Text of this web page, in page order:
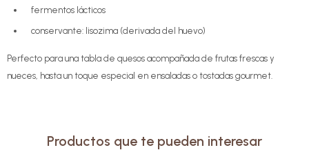
fermentos lácticos
conservante: lisozima (derivada del huevo)
Perfecto para una tabla de quesos acompañada de frutas frescas y
nueces, hasta un toque especial en ensaladas o tostadas gourmet.
Productos que te pueden interesar